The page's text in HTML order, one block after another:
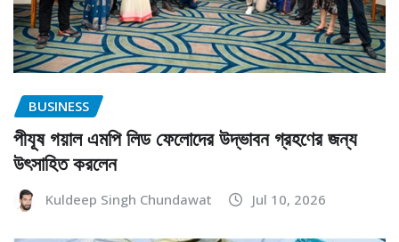
BUSINESS
পীযূষ গয়াল এমপি লিড ফেলোদের উদ্ভাবন গ্রহণের জন্য
উৎসাহিত করলেন
Kuldeep Singh Chundawat Jul 10, 2026